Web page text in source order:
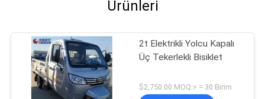
Ürünleri
2t Elektrikli Yolcu Kapalı
Üç Tekerlekli Bisiklet
$2,750.00 MOQ:> = 30 Birim